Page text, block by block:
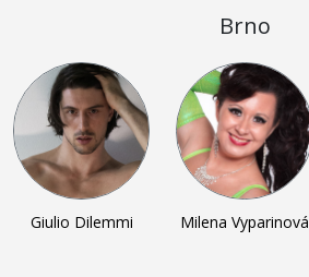
Brno
Giulio Dilemmi Milena Vyparinová